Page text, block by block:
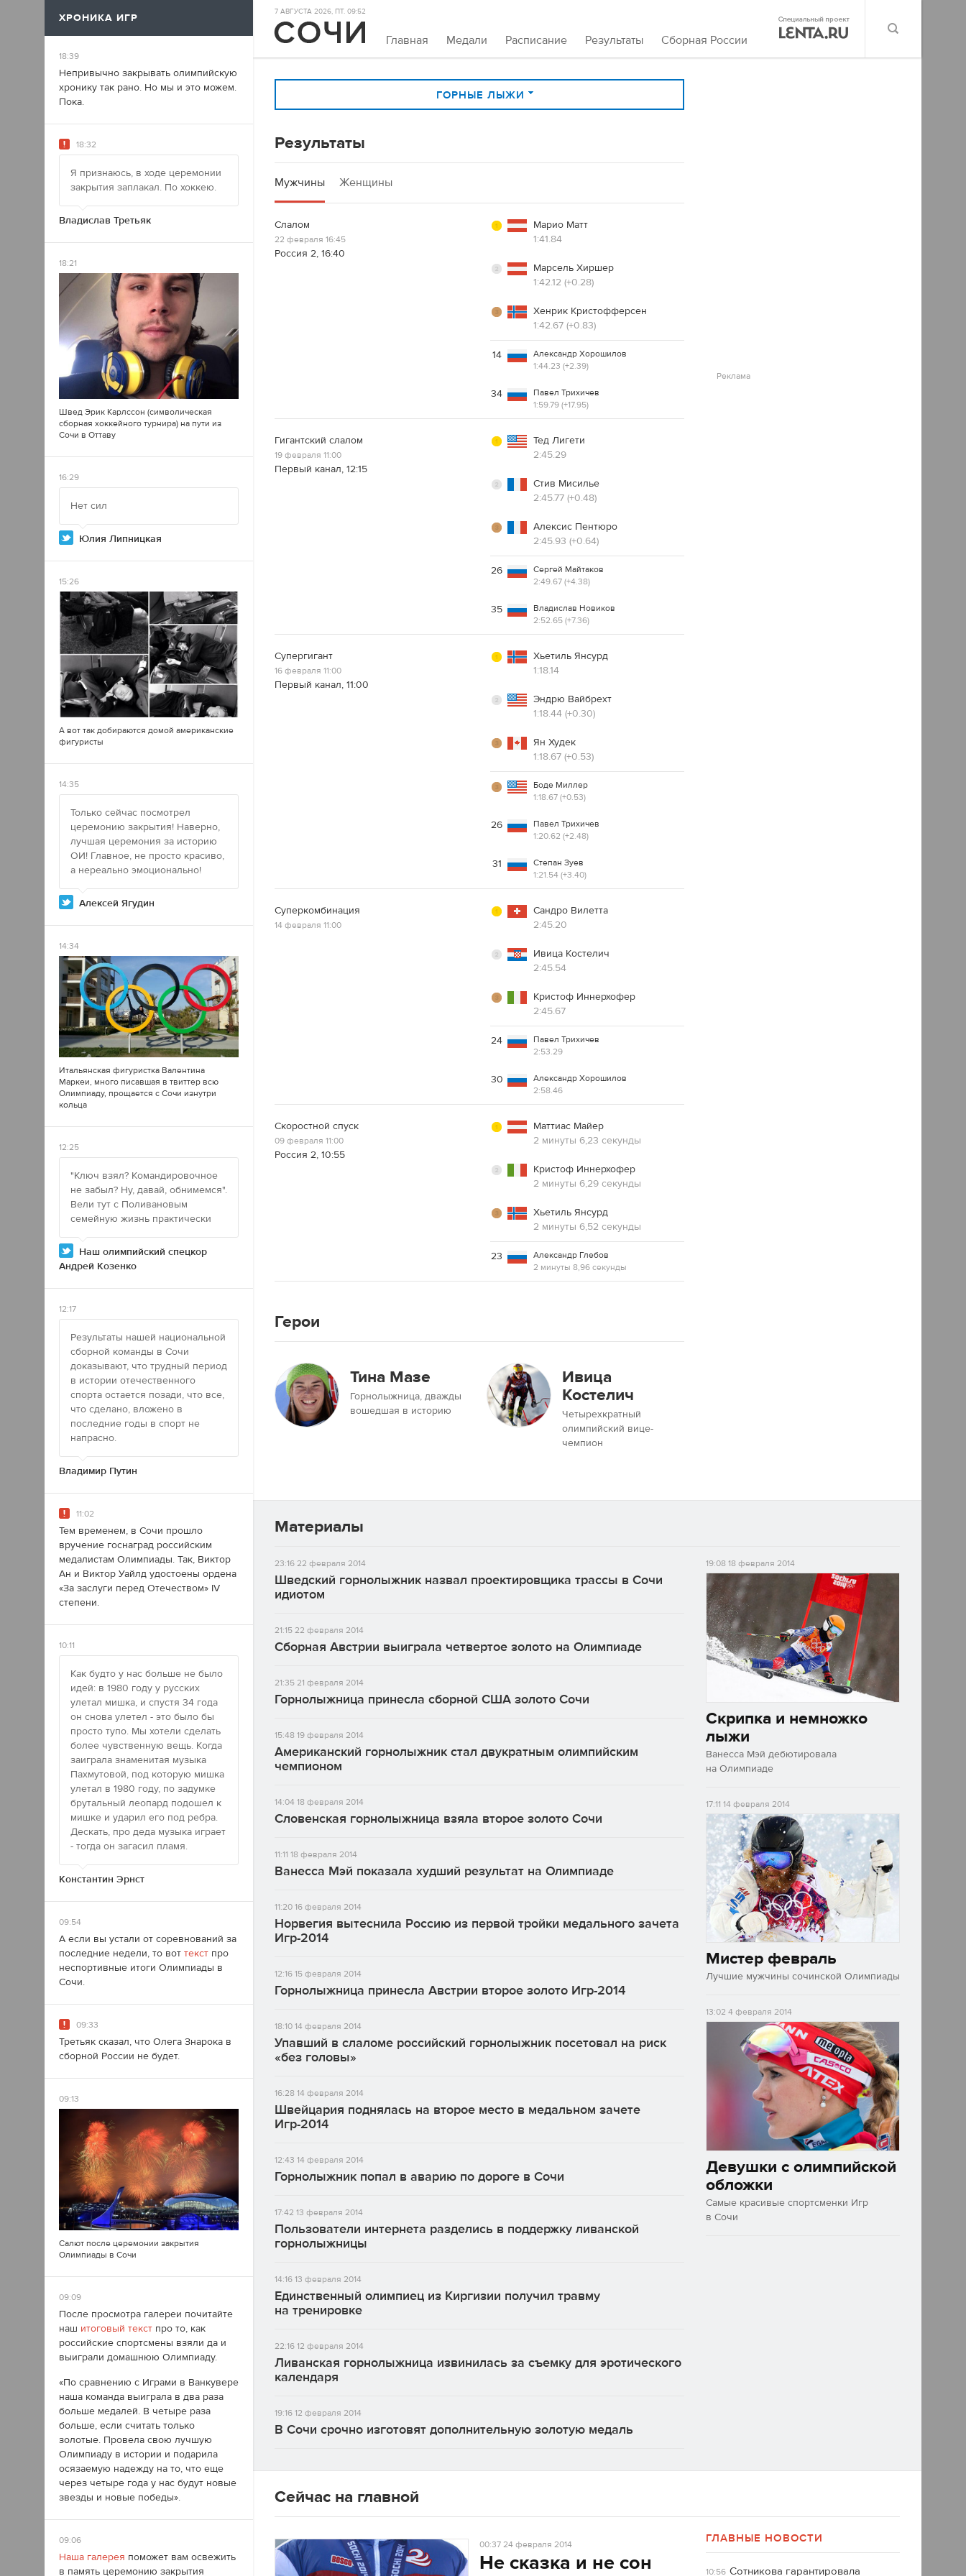
ХРОНИКА ИГР
18:39
Непривычно закрывать олимпийскую
хронику так рано. Но мы и это можем.
Пока.
18:32
Я признаюсь, в ходе церемонии
закрытия заплакал. По хоккею.
Владислав Третьяк
18:21
Швед Эрик Карлссон (символическая
сборная хоккейного турнира) на пути из
Сочи в Оттаву
16:29
Нет сил
Юлия Липницкая
15:26
А вот так добираются домой американские
фигуристы
14:35
Только сейчас посмотрел
церемонию закрытия! Наверно,
лучшая церемония за историю
ОИ! Главное, не просто красиво,
а нереально эмоционально!
Алексей Ягудин
14:34
Итальянская фигуристка Валентина
Маркеи, много писавшая в твиттер всю
Олимпиаду, прощается с Сочи изнутри
кольца
12:25
"Ключ взял? Командировочное
не забыл? Ну, давай, обнимемся".
Вели тут с Поливановым
семейную жизнь практически
Наш олимпийский спецкор
Андрей Козенко
12:17
Результаты нашей национальной
сборной команды в Сочи
доказывают, что трудный период
в истории отечественного
спорта остается позади, что все,
что сделано, вложено в
последние годы в спорт не
напрасно.
Владимир Путин
11:02
Тем временем, в Сочи прошло
вручение госнаград российским
медалистам Олимпиады. Так, Виктор
Ан и Виктор Уайлд удостоены ордена
«За заслуги перед Отечеством» IV
степени.
10:11
Как будто у нас больше не было
идей: в 1980 году у русских
улетал мишка, и спустя 34 года
он снова улетел - это было бы
просто тупо. Мы хотели сделать
более чувственную вещь. Когда
заиграла знаменитая музыка
Пахмутовой, под которую мишка
улетал в 1980 году, по задумке
брутальный леопард подошел к
мишке и ударил его под ребра.
Дескать, про деда музыка играет
- тогда он загасил пламя.
Константин Эрнст
09:54
А если вы устали от соревнований за
последние недели, то вот текст про
неспортивные итоги Олимпиады в
Сочи.
09:33
Третьяк сказал, что Олега Знарока в
сборной России не будет.
09:13
Салют после церемонии закрытия
Олимпиады в Сочи
09:09
После просмотра галереи почитайте
наш итоговый текст про то, как
российские спортсмены взяли да и
выиграли домашнюю Олимпиаду.
«По сравнению с Играми в Ванкувере
наша команда выиграла в два раза
больше медалей. В четыре раза
больше, если считать только
золотые. Провела свою лучшую
Олимпиаду в истории и подарила
осязаемую надежду на то, что еще
через четыре года у нас будут новые
звезды и новые победы».
09:06
Наша галерея поможет вам освежить
в память церемонию закрытия
7 АВГУСТА 2026, ПТ. 09:52
Главная Медали Расписание Результаты Сборная России
ГОРНЫЕ ЛЫЖИ
Результаты
Мужчины Женщины
Слалом
22 февраля 16:45
Россия 2, 16:40
Марио Матт
1:41.84
Марсель Хиршер
1:42.12 (+0.28)
Хенрик Кристофферсен
1:42.67 (+0.83)
14
Александр Хорошилов
1:44.23 (+2.39)
34
Павел Трихичев
1:59.79 (+17.95)
Гигантский слалом
19 февраля 11:00
Первый канал, 12:15
Тед Лигети
2:45.29
Стив Мисилье
2:45.77 (+0.48)
Алексис Пентюро
2:45.93 (+0.64)
26
Сергей Майтаков
2:49.67 (+4.38)
35
Владислав Новиков
2:52.65 (+7.36)
Супергигант
16 февраля 11:00
Первый канал, 11:00
Хьетиль Янсурд
1:18.14
Эндрю Вайбрехт
1:18.44 (+0.30)
Ян Худек
1:18.67 (+0.53)
Боде Миллер
1:18.67 (+0.53)
26
Павел Трихичев
1:20.62 (+2.48)
31
Степан Зуев
1:21.54 (+3.40)
Суперкомбинация
14 февраля 11:00
Сандро Вилетта
2:45.20
Ивица Костелич
2:45.54
Кристоф Иннерхофер
2:45.67
24
Павел Трихичев
2:53.29
30
Александр Хорошилов
2:58.46
Скоростной спуск
09 февраля 11:00
Россия 2, 10:55
Маттиас Майер
2 минуты 6,23 секунды
Кристоф Иннерхофер
2 минуты 6,29 секунды
Хьетиль Янсурд
2 минуты 6,52 секунды
23
Александр Глебов
2 минуты 8,96 секунды
Герои
Тина Мазе
Горнолыжница, дважды
вошедшая в историю
Ивица
Костелич
Четырехкратный
олимпийский вице-
чемпион
Реклама
Материалы
23:1622 февраля 2014
Шведский горнолыжник назвал проектировщика трассы в Сочи
идиотом
21:1522 февраля 2014
Сборная Австрии выиграла четвертое золото на Олимпиаде
21:3521 февраля 2014
Горнолыжница принесла сборной США золото Сочи
15:48 19 февраля 2014
Американский горнолыжник стал двукратным олимпийским
чемпионом
14:0418 февраля 2014
Словенская горнолыжница взяла второе золото Сочи
11:11 18 февраля 2014
Ванесса Мэй показала худший результат на Олимпиаде
11:2016 февраля 2014
Норвегия вытеснила Россию из первой тройки медального зачета
Игр-2014
12:1615 февраля 2014
Горнолыжница принесла Австрии второе золото Игр-2014
18:1014 февраля 2014
Упавший в слаломе российский горнолыжник посетовал на риск
«без головы»
16:28 14 февраля 2014
Швейцария поднялась на второе место в медальном зачете
Игр-2014
12:43 14 февраля 2014
Горнолыжник попал в аварию по дороге в Сочи
17:42 13 февраля 2014
Пользователи интернета разделись в поддержку ливанской
горнолыжницы
14:1613 февраля 2014
Единственный олимпиец из Киргизии получил травму
на тренировке
22:1612 февраля 2014
Ливанская горнолыжница извинилась за съемку для эротического
календаря
19:1612 февраля 2014
В Сочи срочно изготовят дополнительную золотую медаль
19:08 18 февраля 2014
Скрипка и немножко
лыжи
Ванесса Мэй дебютировала
на Олимпиаде
17:11 14 февраля 2014
Мистер февраль
Лучшие мужчины сочинской Олимпиады
13:02 4 февраля 2014
Девушки с олимпийской
обложки
Самые красивые спортсменки Игр
в Сочи
Сейчас на главной
00:3724 февраля 2014
Не сказка и не сон
ГЛАВНЫЕ НОВОСТИ
10:56 Сотникова гарантировала